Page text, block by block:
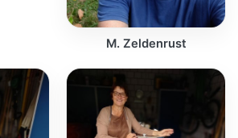
M. Zeldenrust